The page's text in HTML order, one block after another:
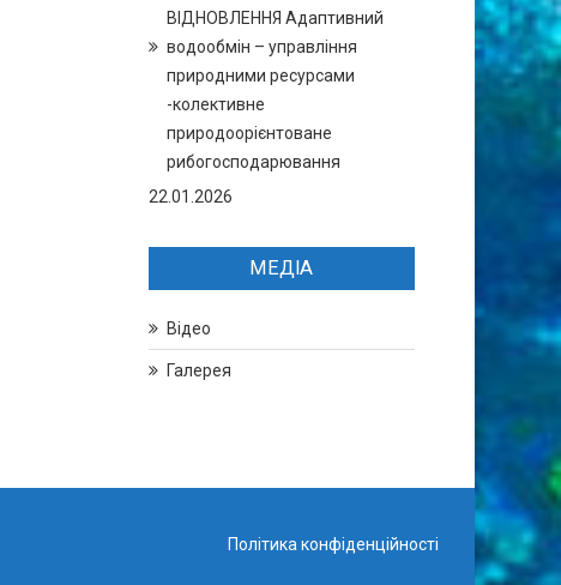
ВІДНОВЛЕННЯ Адаптивний
водообмін – управління
природними ресурсами
-колективне
природоорієнтоване
рибогосподарювання
22.01.2026
МЕДІА
Відео
Галерея
Політика конфіденційності